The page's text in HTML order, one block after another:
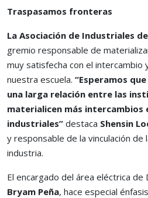
Traspasamos fronteras
La Asociación de Industriales
gremio responsable de
muy satisfecha con el intercambio
nuestra escuela. “Esperamos
una larga relación entre las
materialicen más intercambios
industriales” destaca Shensin
y responsable de la vinculación de
industria.
El encargado del área eléctrica de
Bryam Peña, hace especial